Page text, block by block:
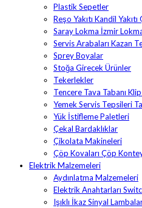
Plastik Sepetler
Reşo Yakıtı Kandil
Saray Lokma İzmir
Servis Arabaları Kazan
Sprey Boyalar
Stoğa Girecek Ürünler
Tekerlekler
Tencere Tava Tabanı
Yemek Servis Tepsileri
Yük İstifleme Paletleri
Çekal Bardaklıklar
Çikolata Makineleri
Çöp Kovaları Çöp
Elektrik Malzemeleri
Aydınlatma Malzemeleri
Elektrik Anahtarları
Işıklı İkaz Sinyal